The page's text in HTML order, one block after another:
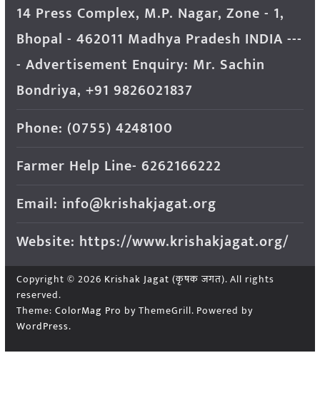
14 Press Complex, M.P. Nagar, Zone - 1,
Bhopal - 462011 Madhya Pradesh INDIA ---
- Advertisement Enquiry: Mr. Sachin
Bondriya, +91 9826021837
Phone: (0755) 4248100
Farmer Help Line- 6262166222
Email: info@krishakjagat.org
Website: https://www.krishakjagat.org/
Copyright © 2026 Krishak Jagat (कृषक जगत). All rights
reserved.
Theme: ColorMag Pro by ThemeGrill. Powered by
WordPress.